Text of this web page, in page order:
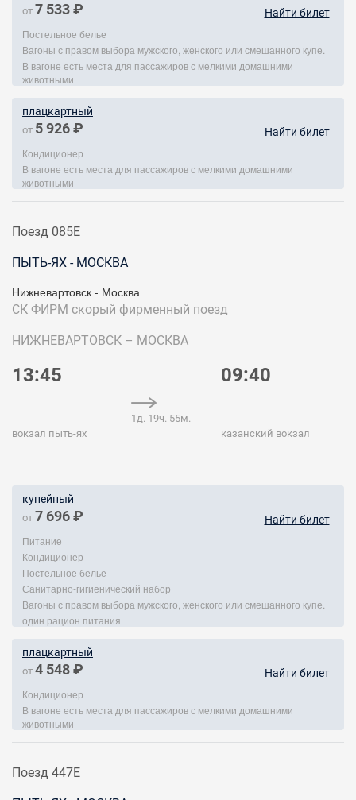
от 7 533 ₽ Найти билет
Постельное белье
Вагоны с правом выбора мужского, женского или смешанного купе.
В вагоне есть места для пассажиров с мелкими домашними
животными
плацкартный
от 5 926 ₽ Найти билет
Кондиционер
В вагоне есть места для пассажиров с мелкими домашними
животными
Поезд 085Е
ПЫТЬ-ЯХ - МОСКВА
Нижневартовск - Москва
СК ФИРМ скорый фирменный поезд
НИЖНЕВАРТОВСК – МОСКВА
13:45
вокзал пыть-ях
1д. 19ч. 55м.
09:40
казанский вокзал
купейный
от 7 696 ₽ Найти билет
Питание
Кондиционер
Постельное белье
Санитарно-гигиенический набор
Вагоны с правом выбора мужского, женского или смешанного купе.
один рацион питания
плацкартный
от 4 548 ₽ Найти билет
Кондиционер
В вагоне есть места для пассажиров с мелкими домашними
животными
Поезд 447Е